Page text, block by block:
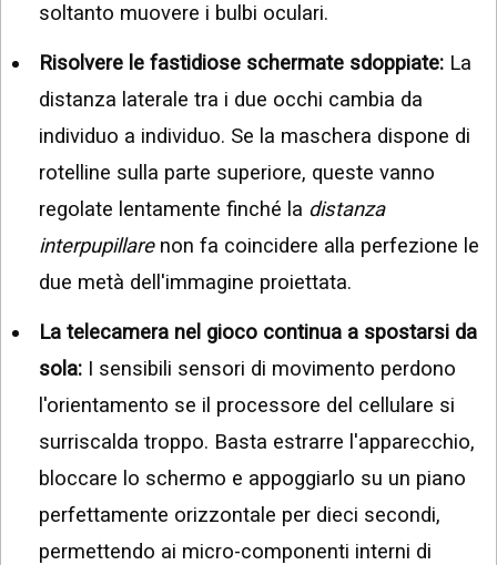
soltanto muovere i bulbi oculari.
Risolvere le fastidiose schermate sdoppiate: La
distanza laterale tra i due occhi cambia da
individuo a individuo. Se la maschera dispone di
rotelline sulla parte superiore, queste vanno
regolate lentamente finché la distanza
interpupillarenon fa coincidere alla perfezione le
due metà dell'immagine proiettata.
La telecamera nel gioco continua a spostarsi da
sola: I sensibili sensori di movimento perdono
l'orientamento se il processore del cellulare si
surriscalda troppo. Basta estrarre l'apparecchio,
bloccare lo schermo e appoggiarlo su un piano
perfettamente orizzontale per dieci secondi,
permettendo ai micro-componenti interni di